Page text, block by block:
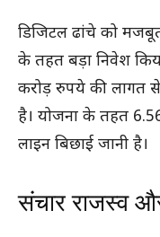
डिजिटल ढांचे को
के तहत बड़ा निवेश
करोड़ रुपये की लागत
है। योजना के तहत
लाइन बिछाई जानी है।
संचार राजस्व